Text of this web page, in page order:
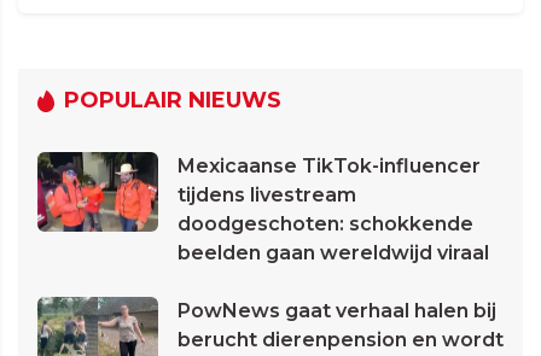
POPULAIR NIEUWS
Mexicaanse TikTok-influencer
tijdens livestream
doodgeschoten: schokkende
beelden gaan wereldwijd viraal
PowNews gaat verhaal halen bij
berucht dierenpension en wordt